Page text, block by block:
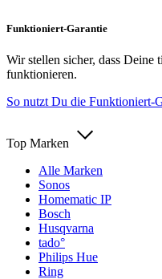
Funktioniert-Garantie
Wir stellen sicher, dass
funktionieren.
So nutzt Du die Funktioniert-
Top Marken
Alle Marken
Sonos
Homematic IP
Bosch
Husqvarna
tado°
Philips Hue
Ring